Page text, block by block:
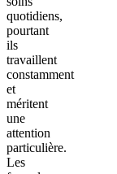
quotidiens,
pourtant
ils
travaillent
constamment
et
méritent
une
attention
particulière.
Les